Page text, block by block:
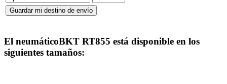
El neumáticoBKT RT855 está disponible en los
siguientes tamaños: